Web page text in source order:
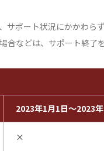
ポート状況にかかわら
などは、サポート終了
2023年1月1日～2023
×